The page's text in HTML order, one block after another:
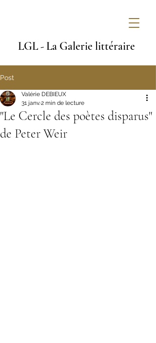
LGL - La Galerie littéraire
Post
"Le Cercle des poètes disparus"
de Peter Weir
Valérie DEBIEUX
31 janv.2 min de lecture